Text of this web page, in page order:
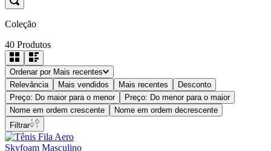
Coleção
40 Produtos
Ordenar por Mais recentes
Relevância
Mais vendidos Mais recentes
Desconto
Preço: Do maior para o menor
Preço: Do menor para o maior
Nome em ordem crescente
Nome em ordem decrescente
Filtrar